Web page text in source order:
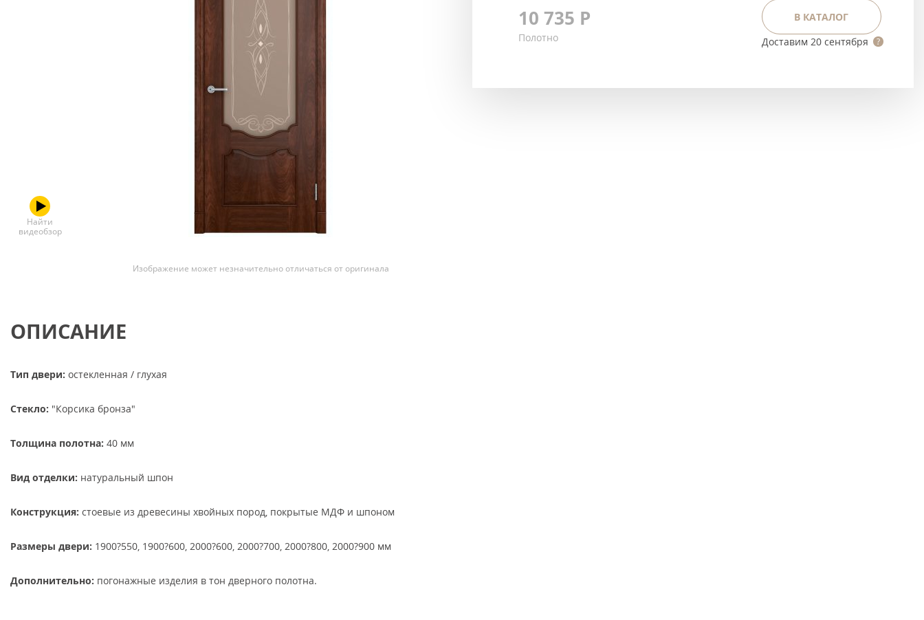
Найти
видеобзор
Изображение может незначительно отличаться от оригинала
ОПИСАНИЕ
Тип двери: остекленная / глухая
Стекло: "Корсика бронза"
Толщина полотна: 40 мм
Вид отделки: натуральный шпон
Конструкция: стоевые из древесины хвойных пород, покрытые МДФ и шпоном
Размеры двери: 1900?550, 1900?600, 2000?600, 2000?700, 2000?800, 2000?900 мм
Дополнительно: погонажные изделия в тон дверного полотна.
10 735 Р
Полотно
В КАТАЛОГ
Доставим 20 сентября